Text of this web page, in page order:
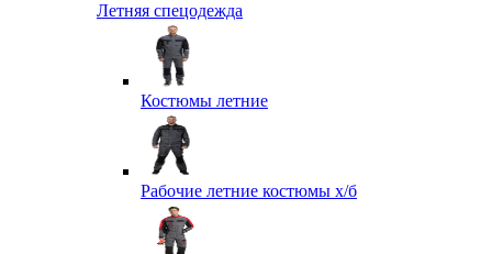
Летняя спецодежда
Костюмы летние
Рабочие летние костюмы х/б